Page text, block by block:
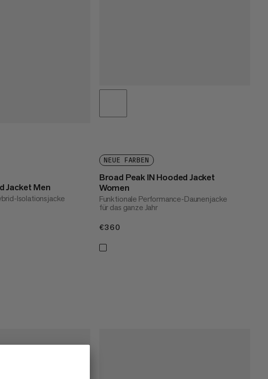
Jacket Men
Isolationsjacke
NEUE FARBEN
Broad Peak IN Hooded Jacket
Women
Funktionale Performance-Daunenjacke
für das ganze Jahr
€360